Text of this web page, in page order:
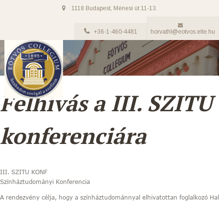
1118 Budapest, Ménesi út 11-13.
+36-1-460-4481 horvathl@eotvos.elte.hu
Felhívás a III. SZITU
konferenciára
III. SZITU KONF
Színháztudományi Konferencia
A rendezvény célja, hogy a színháztudománnyal elhivatottan foglalkozó